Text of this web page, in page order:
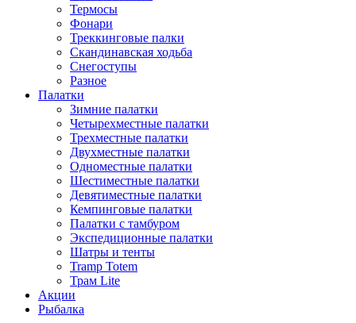
Термосы
Фонари
Треккинговые палки
Скандинавская ходьба
Снегоступы
Разное
Палатки
Зимние палатки
Четырехместные палатки
Трехместные палатки
Двухместные палатки
Одноместные палатки
Шестиместные палатки
Девятиместные палатки
Кемпинговые палатки
Палатки с тамбуром
Экспедиционные палатки
Шатры и тенты
Tramp Totem
Трам Lite
Акции
Рыбалка